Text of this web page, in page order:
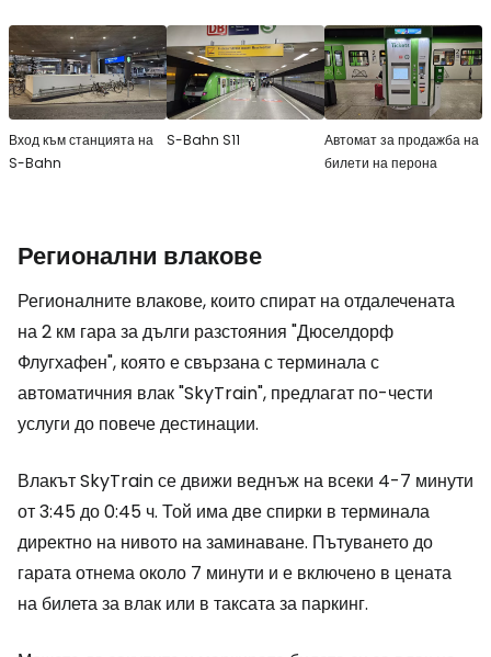
Вход към станцията на
S-Bahn
S-Bahn S11
Автомат за продажба на
билети на перона
Регионални влакове
Регионалните влакове, които спират на отдалечената
на 2 км гара за дълги разстояния "Дюселдорф
Флугхафен", която е свързана с терминала с
автоматичния влак "SkyTrain", предлагат по-чести
услуги до повече дестинации.
Влакът SkyTrain се движи веднъж на всеки 4-7 минути
от 3:45 до 0:45 ч. Той има две спирки в терминала
директно на нивото на заминаване. Пътуването до
гарата отнема около 7 минути и е включено в цената
на билета за влак или в таксата за паркинг.